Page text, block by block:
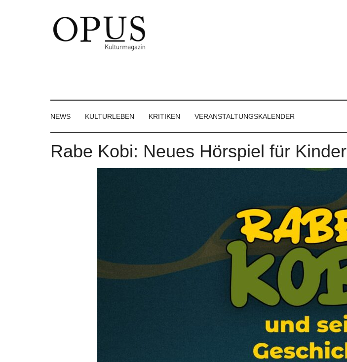
Großregion
NEWS KULTURLEBEN KRITIKEN VERANSTALTUNGSKALENDER
Rabe Kobi: Neues Hörspiel für Kinder